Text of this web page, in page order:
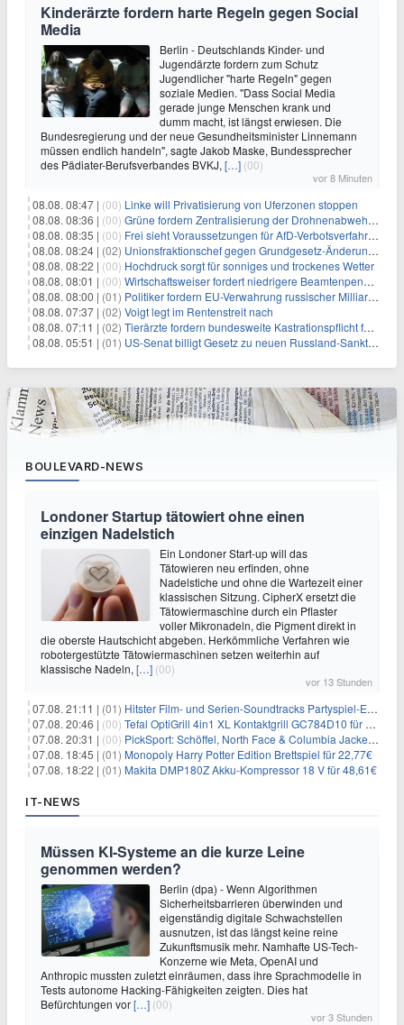
Kinderärzte fordern harte Regeln gegen Social
Media
Berlin - Deutschlands Kinder- und
Jugendärzte fordern zum Schutz
Jugendlicher "harte Regeln" gegen
soziale Medien. "Dass Social Media
gerade junge Menschen krank und
dumm macht, ist längst erwiesen. Die
Bundesregierung und der neue Gesundheitsminister Linnemann
müssen endlich handeln", sagte Jakob Maske, Bundessprecher
des Pädiater-Berufsverbandes BVKJ, […] (00)
vor 8 Minuten
08.08. 08:47 | (00) Linke will Privatisierung von Uferzonen stoppen
08.08. 08:36 | (00) Grüne fordern Zentralisierung der Drohnenabwehr bei Bundespolizei
08.08. 08:35 | (00) Frei sieht Voraussetzungen für AfD-Verbotsverfahren nicht gegeben
08.08. 08:24 | (02) Unionsfraktionschef gegen Grundgesetz-Änderung für queere Rechte
08.08. 08:22 | (00) Hochdruck sorgt für sonniges und trockenes Wetter
08.08. 08:01 | (00) Wirtschaftsweiser fordert niedrigere Beamtenpensionen
08.08. 08:00 | (01) Politiker fordern EU-Verwahrung russischer Milliarden
08.08. 07:37 | (02) Voigt legt im Rentenstreit nach
08.08. 07:11 | (02) Tierärzte fordern bundesweite Kastrationspflicht für Katzen
08.08. 05:51 | (01) US-Senat billigt Gesetz zu neuen Russland-Sanktionen
BOULEVARD-NEWS
Londoner Startup tätowiert ohne einen
einzigen Nadelstich
Ein Londoner Start-up will das
Tätowieren neu erfinden, ohne
Nadelstiche und ohne die Wartezeit einer
klassischen Sitzung. CipherX ersetzt die
Tätowiermaschine durch ein Pflaster
voller Mikronadeln, die Pigment direkt in
die oberste Hautschicht abgeben. Herkömmliche Verfahren wie
robotergestützte Tätowiermaschinen setzen weiterhin auf
klassische Nadeln, […] (00)
vor 13 Stunden
07.08. 21:11 | (01) Hitster Film- und Serien-Soundtracks Partyspiel-Erweiterung für 6,99€
07.08. 20:46 | (00) Tefal OptiGrill 4in1 XL Kontaktgrill GC784D10 für 239,99€
07.08. 20:31 | (00) PickSport: Schöffel, North Face & Columbia Jacken ab 39,60€
07.08. 18:45 | (01) Monopoly Harry Potter Edition Brettspiel für 22,77€
07.08. 18:22 | (01) Makita DMP180Z Akku-Kompressor 18 V für 48,61€
IT-NEWS
Müssen KI-Systeme an die kurze Leine
genommen werden?
Berlin (dpa) - Wenn Algorithmen
Sicherheitsbarrieren überwinden und
eigenständig digitale Schwachstellen
ausnutzen, ist das längst keine reine
Zukunftsmusik mehr. Namhafte US-Tech-
Konzerne wie Meta, OpenAI und
Anthropic mussten zuletzt einräumen, dass ihre Sprachmodelle in
Tests autonome Hacking-Fähigkeiten zeigten. Dies hat
Befürchtungen vor[…] (00)
vor 3 Stunden